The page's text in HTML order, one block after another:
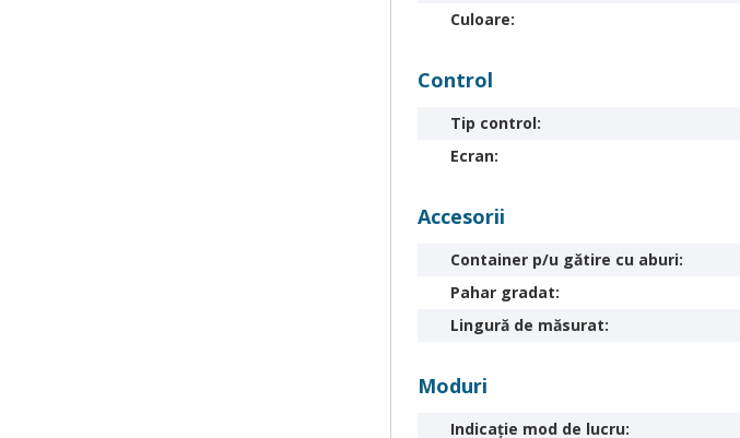
Culoare:
Control
Tip control:
Ecran:
Accesorii
Container p/u gătire cu aburi:
Pahar gradat:
Lingură de măsurat:
Moduri
Indicaţie mod de lucru: